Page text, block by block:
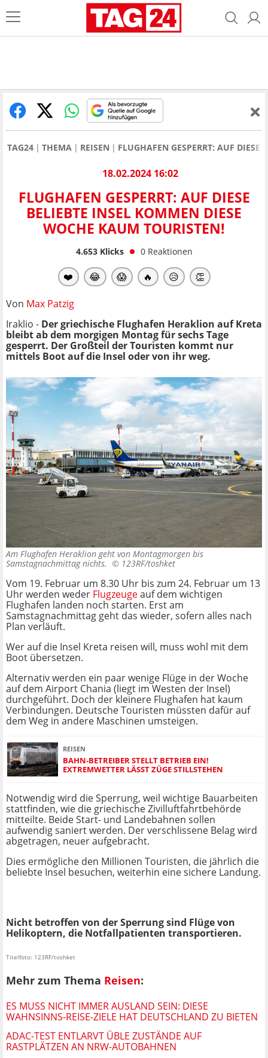
TAG24 THEMA REISEN FLUGHAFEN GESPERRT: AUF
18.02.2024 16:02
FLUGHAFEN GESPERRT: AUF DIESE
BELIEBTE INSEL KOMMEN DIESE
WOCHE KAUM TOURISTEN!
4.653Klicks 0 Reaktionen
❤️ 😂 😱 🔥 😥 👏
Von Max Patzig
Iraklio - Der griechische Flughafen Heraklion auf Kreta
bleibt ab dem morgigen Montag für sechs Tage
gesperrt. Der Großteil der Touristen kommt nur
mittels Boot auf die Insel oder von ihr weg.
Am Flughafen Heraklion geht von Montagmorgen bis
Samstagnachmittag nichts. © 123RF/toshket
Vom 19. Februar um 8.30 Uhr bis zum 24. Februar um 13
Uhr werden weder Flugzeugeauf dem wichtigen
Flughafen landen noch starten. Erst am
Samstagnachmittag geht das wieder, sofern alles nach
Plan verläuft.
Wer auf die Insel Kreta reisen will, muss wohl mit dem
Boot übersetzen.
Alternativ werden ein paar wenige Flüge in der Woche
auf dem Airport Chania (liegt im Westen der Insel)
durchgeführt. Doch der kleinere Flughafen hat kaum
Verbindungen. Deutsche Touristen müssten dafür auf
dem Weg in andere Maschinen umsteigen.
REISEN
BAHN-BETREIBER STELLT BETRIEB EIN!
EXTREMWETTER LÄSST ZÜGE STILLSTEHEN
Notwendig wird die Sperrung, weil wichtige Bauarbeiten
stattfinden, wie die griechische Zivilluftfahrtbehörde
mitteilte. Beide Start- und Landebahnen sollen
aufwendig saniert werden. Der verschlissene Belag wird
abgetragen, neuer aufgebracht.
Dies ermögliche den Millionen Touristen, die jährlich die
beliebte Insel besuchen, weiterhin eine sichere Landung.
Nicht betroffen von der Sperrung sind Flüge von
Helikoptern, die Notfallpatienten transportieren.
Titelfoto: 123RF/toshket
Mehr zum Thema Reisen:
ES MUSS NICHT IMMER AUSLAND SEIN: DIESE
WAHNSINNS-REISE-ZIELE HAT DEUTSCHLAND ZU BIETEN
ADAC-TEST ENTLARVT ÜBLE ZUSTÄNDE AUF
RASTPLÄTZEN AN NRW-AUTOBAHNEN